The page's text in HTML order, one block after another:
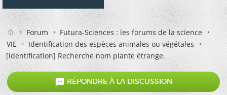
Forum
Futura-Sciences : les forums de la science
VIE
Identification des espèces animales ou végétales
[identification] Recherche nom plante étrange.
 RÉPONDRE À LA DISCUSSION